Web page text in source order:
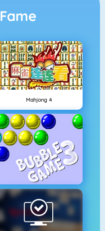
Fame
Mahjong 4